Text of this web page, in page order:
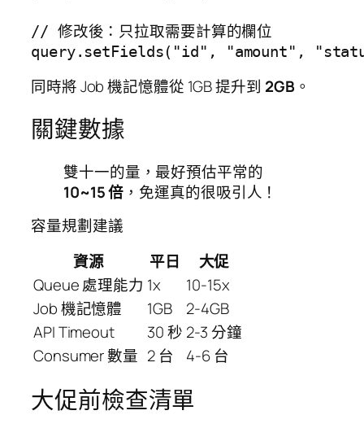
// 修改後：只拉取需要計算的欄位
query.setFields("id", "amount",
同時將 Job 機記憶體從 1GB 提升到 2GB 。
關鍵數據
雙十一的量，最好預估平常的
10~15 倍 ，免運真的很吸引人！
容量規劃建議
資源
平日
大促
Queue 處理能力 1x
10-15x
Job 機記憶體
1GB
2-4GB
API Timeout
30 秒 2-3 分鐘
Consumer 數量 2 台 4-6 台
大促前檢查清單